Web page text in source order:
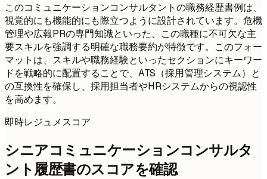
このコミュニケーションコンサルタントの職務経歴書例は、
視覚的にも機能的にも際立つように設計されています。危機
管理や広報PRの専門知識といった、この職種に不可欠な主
要スキルを強調する明確な職務要約が特徴です。このフォー
マットは、スキルや職務経験といったセクションにキーワー
ドを戦略的に配置することで、ATS（採用管理システム）と
の互換性を確保し、採用担当者やHRシステムからの視認性
を高めます。
即時レジュメスコア
シニアコミュニケーションコンサルタ
ント履歴書のスコアを確認